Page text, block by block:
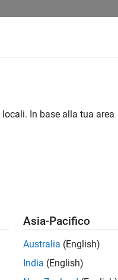
In base alla tua area
Asia-Pacifico
Australia (English)
India (English)